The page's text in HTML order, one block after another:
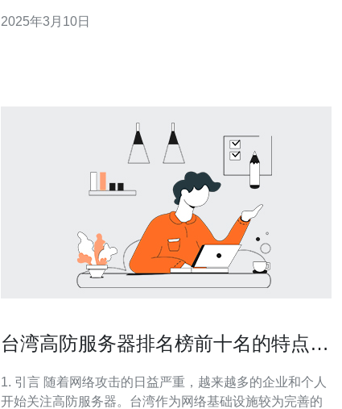
网络基础设施和优质的网络带宽。选择台湾VPS可以获得
2025年3月10日
台湾高防服务器排名榜前十名的特点与
1. 引言 随着网络攻击的日益严重，越来越多的企业和个人
开始关注高防服务器。台湾作为网络基础设施较为完善的